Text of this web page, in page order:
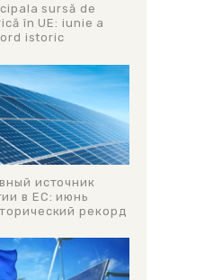
sursă de
în UE: iunie a
istoric
источник
в ЕС: июнь
рекорд